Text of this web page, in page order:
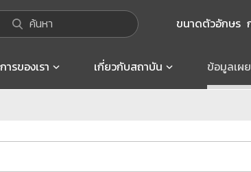
ค้นหา ขนาดตัวอักษร
ารของเรา เกี่ยวกับสถาบัน ข้อมูลเผ